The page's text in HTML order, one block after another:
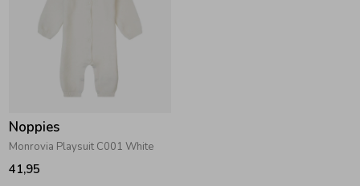
Noppies
Monrovia Playsuit C001 White
41,95